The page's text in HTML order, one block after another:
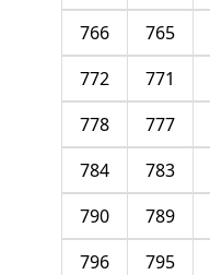
765
766
771
772
777
778
783
784
789
790
795
796